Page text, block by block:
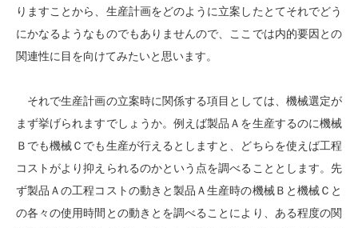
りますことから、生産計画をどのように立案したとてそれでどう
にかなるようなものでもありませんので、ここでは内的要因との
関連性に目を向けてみたいと思います。
それで生産計画の立案時に関係する項目としては、機械選定が
まず挙げられますでしょうか。例えば製品Ａを生産するのに機械
Ｂでも機械Ｃでも生産が行えるとしますと、どちらを使えば工程
コストがより抑えられるのかという点を調べることとします。先
ず製品Ａの工程コストの動きと製品Ａ生産時の機械Ｂと機械Ｃと
の各々の使用時間との動きとを調べることにより、ある程度の関